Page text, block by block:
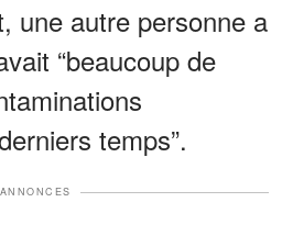
une autre personne a
“beaucoup de
temps”.
ANNONCES